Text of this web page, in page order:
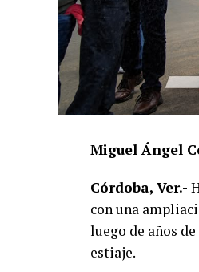
Miguel Ángel
Córdoba, Ver.-
con una
luego de años
estiaje.